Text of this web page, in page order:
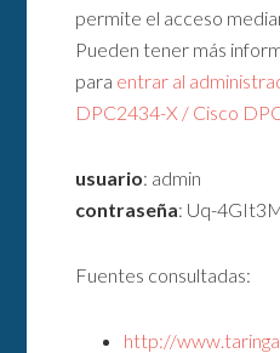
permite el acceso
Pueden tener más
para entrar al
DPC2434-X / Cisco
usuario: admin
contraseña: Uq-
Fuentes consultadas:
http://